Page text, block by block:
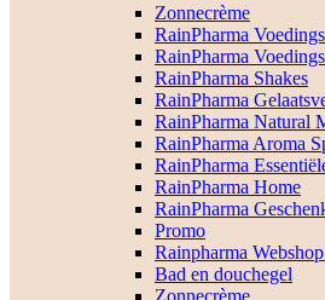
Zonnecrème
RainPharma
RainPharma
RainPharma Shakes
RainPharma
RainPharma Natural
RainPharma Aroma
RainPharma
RainPharma Home
RainPharma
Promo
Rainpharma
Bad en douchegel
Zonnecrème